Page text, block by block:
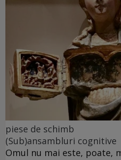
piese de schimb
(Sub)ansambluri cognitive
Omul nu mai este, poate,